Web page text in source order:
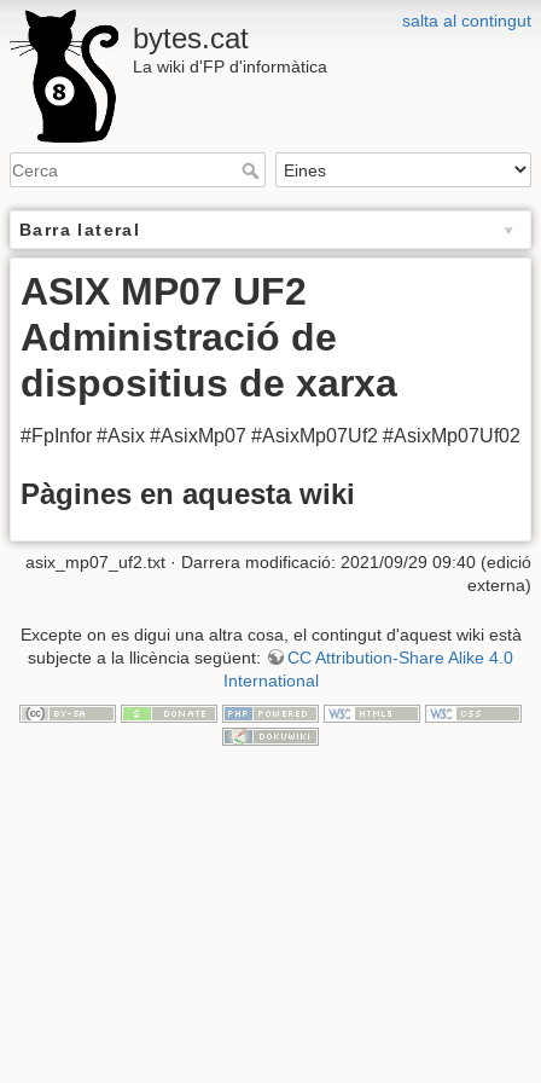
salta al contingut
bytes.cat
La wiki d'FP d'informàtica
Barra lateral
ASIX MP07 UF2
Administració de
dispositius de xarxa
#FpInfor #Asix #AsixMp07 #AsixMp07Uf2 #AsixMp07Uf02
Pàgines en aquesta wiki
asix_mp07_uf2.txt · Darrera modificació: 2021/09/29 09:40 (edició
externa)
Excepte on es digui una altra cosa, el contingut d'aquest wiki està
subjecte a la llicència següent:
CC Attribution-Share Alike 4.0
International